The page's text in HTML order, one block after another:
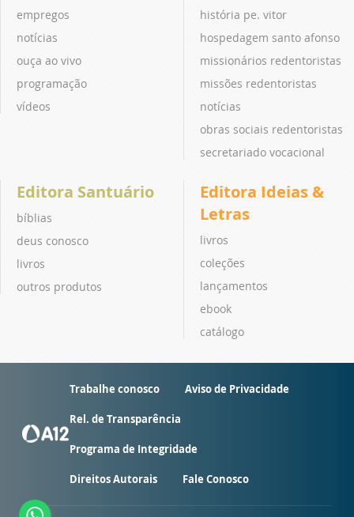
empregos
notícias
ouça ao vivo
programação
vídeos
história pe. vitor
hospedagem santo afonso
missionários redentoristas
missões redentoristas
notícias
obras sociais redentoristas
secretariado vocacional
Editora Santuário
bíblias
deus conosco
livros
outros produtos
Editora Ideias &
Letras
livros
coleções
lançamentos
ebook
catálogo
Trabalhe conosco Aviso de Privacidade
Rel. de Transparência
Programa de Integridade
Direitos Autorais Fale Conosco